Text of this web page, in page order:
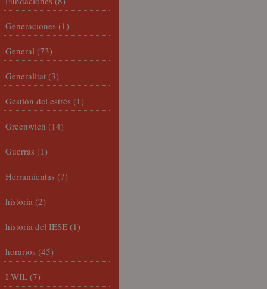
Generaciones (1)
General (73)
Generalitat (3)
Gestión del estrés (1)
Greenwich (14)
Guerras (1)
Herramientas (7)
historia (2)
historia del IESE (1)
horarios (45)
I WIL (7)